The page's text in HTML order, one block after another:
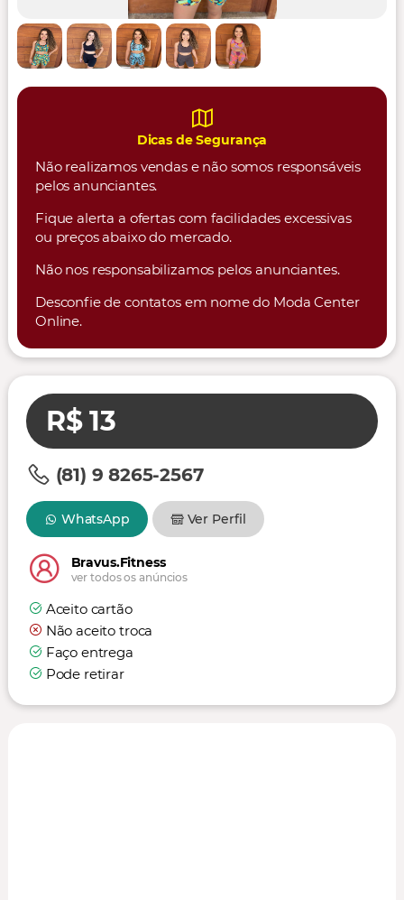
Dicas de Segurança
Não realizamos vendas e não somos responsáveis
pelos anunciantes.
Fique alerta a ofertas com facilidades excessivas
ou preços abaixo do mercado.
Não nos responsabilizamos pelos anunciantes.
Desconfie de contatos em nome do Moda Center
Online.
R$ 13
(81) 9 8265-2567
WhatsApp Ver Perfil
Bravus.Fitness
ver todos os anúncios
Aceito cartão
Não aceito troca
Faço entrega
Pode retirar